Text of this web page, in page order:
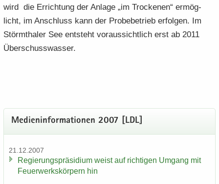
wird die Er­rich­tung der An­la­ge „im Tro­cke­nen“ er­mög­
licht, im An­schluss kann der Pro­be­be­trieb er­fol­gen. Im
Störm­tha­ler See ent­steht vor­aus­sicht­lich erst ab 2011
Über­schuss­was­ser.
Me­di­en­in­for­ma­tio­nen 2007 [LDL]
21.12.2007
Re­gie­rungs­prä­si­di­um weist auf rich­ti­gen Um­gang mit
Feu­er­werks­kör­pern hin